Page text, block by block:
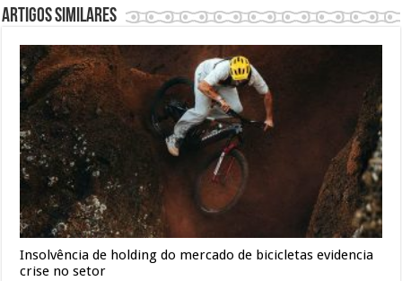
Artigos similares
Insolvência de holding do mercado de bicicletas evidencia
crise no setor